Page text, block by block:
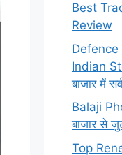
Best
Review
Indian
बाजार में
Balaji
बाजार से
Top